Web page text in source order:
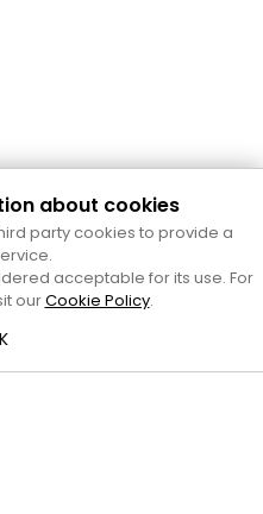
Mataró
08302)
i divendres de 10 a 13 h.
758 23 61
about cookies
party cookies to provide a
acceptable for its use. For
ourCookie Policy.